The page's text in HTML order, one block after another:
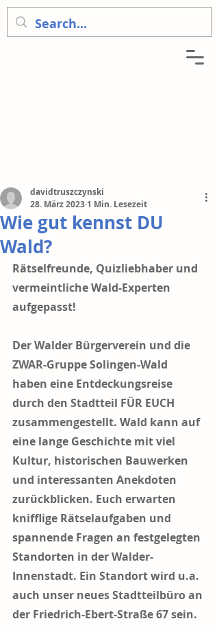
Wie gut kennst DU
Wald?
davidtruszczynski
28. März 2023 1 Min. Lesezeit
Rätselfreunde, Quizliebhaber und
vermeintliche Wald-Experten
aufgepasst!
Der Walder Bürgerverein und die
ZWAR-Gruppe Solingen-Wald
haben eine Entdeckungsreise
durch den Stadtteil FÜR EUCH
zusammengestellt. Wald kann auf
eine lange Geschichte mit viel
Kultur, historischen Bauwerken
und interessanten Anekdoten
zurückblicken. Euch erwarten
knifflige Rätselaufgaben und
spannende Fragen an festgelegten
Standorten in der Walder-
Innenstadt. Ein Standort wird u.a.
auch unser neues Stadtteilbüro an
der Friedrich-Ebert-Straße 67 sein.